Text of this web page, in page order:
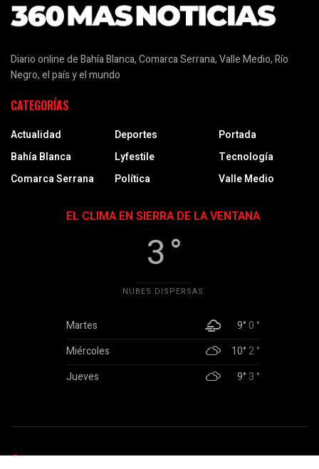
Diario online de Bahía Blanca, Comarca Serrana, Valle Medio, Río
Negro, el país y el mundo
CATEGORÍAS
Actualidad
Bahía Blanca
Comarca Serrana
Deportes
Lyfestile
Política
Portada
Tecnología
Valle Medio
EL CLIMA EN SIERRA DE LA VENTANA
3 °
NUBES DISPERSAS
Martes 9°0 °
Miércoles
10°2 °
Jueves
9° 3 °